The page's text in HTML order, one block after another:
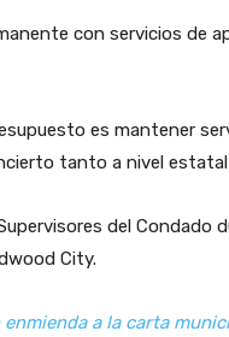
con servicios de
es mantener
tanto a nivel
del Condado
City.
a la carta